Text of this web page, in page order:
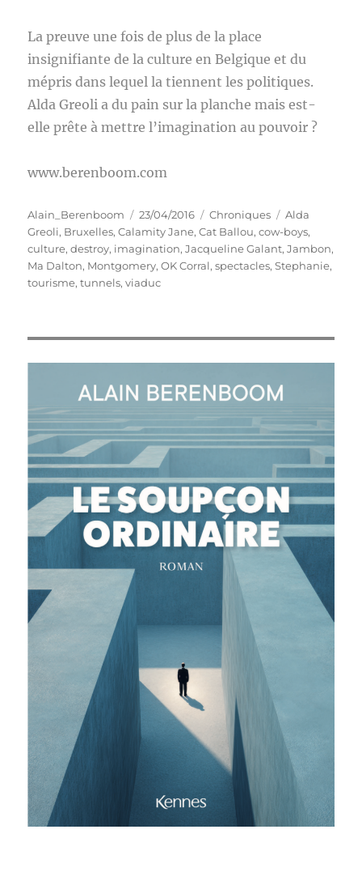
La preuve une fois de plus de la place
insignifiante de la culture en Belgique et du
mépris dans lequel la tiennent les politiques.
Alda Greoli a du pain sur la planche mais est-
elle prête à mettre l’imagination au pouvoir ?
www.berenboom.com
Auteur
Alain_Berenboom
Publié
le
23/04/2016 Catégories
Chroniques Étiquettes
Alda
Greoli, Bruxelles,Calamity Jane,Cat Ballou,cow-boys,
culture,destroy, imagination,Jacqueline Galant,Jambon,
Ma Dalton, Montgomery,OK Corral,spectacles,Stephanie,
tourisme,tunnels,viaduc